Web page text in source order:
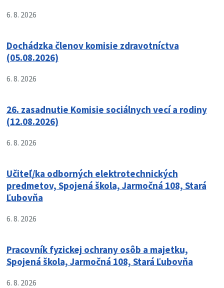
6. 8. 2026
Dochádzka členov komisie zdravotníctva
(05.08.2026)
6. 8. 2026
26. zasadnutie Komisie sociálnych vecí a rodiny
(12.08.2026)
6. 8. 2026
Učiteľ/ka odborných elektrotechnických
predmetov, Spojená škola, Jarmočná 108, Stará
Ľubovňa
6. 8. 2026
Pracovník fyzickej ochrany osôb a majetku,
Spojená škola, Jarmočná 108, Stará Ľubovňa
6. 8. 2026